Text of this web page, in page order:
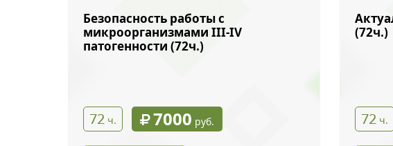
Безопасность работы с
микроорганизмами III-IV
патогенности (72ч.)
72 ч. 7000 руб.
(72ч.)
72 ч.